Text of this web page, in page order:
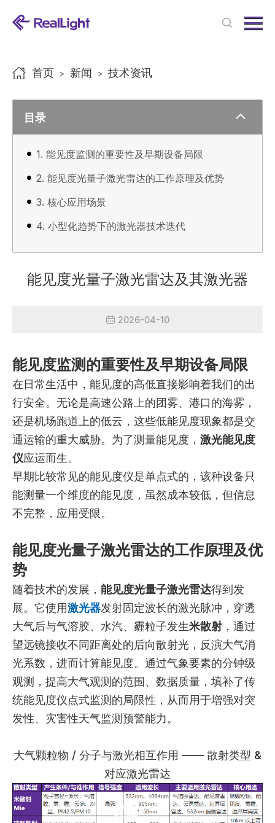
联系我们
首页 > 新闻 > 技术资讯
目录
1. 能见度监测的重要性及早期设备局限
2. 能见度光量子激光雷达的工作原理及优势
3. 核心应用场景
4. 小型化趋势下的激光器技术迭代
能见度光量子激光雷达及其激光器
2026-04-10
能见度监测的重要性及早期设备局限
在日常生活中，能见度的高低直接影响着我们的出
行安全。无论是高速公路上的团雾、港口的海雾，
还是机场跑道上的低云，这些低能见度现象都是交
通运输的重大威胁。为了测量能见度， 激光能见度
仪应运而生。
早期比较常见的能见度仪是单点式的，该种设备只
能测量一个维度的能见度，虽然成本较低，但信息
不完整，应用受限。
能见度光量子激光雷达的工作原理及优
势
随着技术的发展， 能见度光量子激光雷达得到发
展。它使用激光器发射固定波长的激光脉冲，穿透
大气后与气溶胶、水汽、霾粒子发生米散射 ，通过
望远镜接收不同距离处的后向散射光，反演大气消
光系数，进而计算能见度。通过气象要素的分钟级
观测，提高大气观测的范围、数据质量，填补了传
统能见度仪点式监测的局限性，从而用于增强对突
发性、灾害性天气监测预警能力。
大气颗粒物 / 分子与激光相互作用 —— 散射类型 &
对应激光雷达